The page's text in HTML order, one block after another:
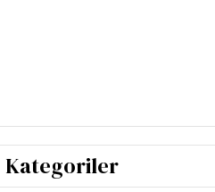
Kategoriler